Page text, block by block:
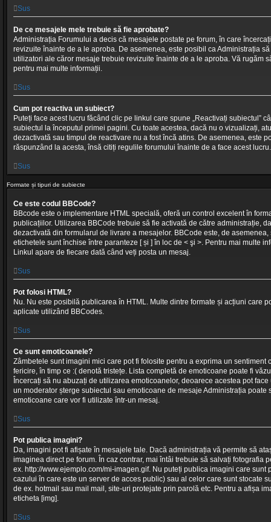
Sus
De ce mesajele mele trebuie să fie aprobate?
Administrația Forumului a decis că mesajele postate pe forum, în care
revizuite înainte de a le aproba. De asemenea, este posibil ca Administrația
utilizatori ale căror mesaje trebuie revizuite înainte de a le aproba. Vă rugăm
pentru mai multe informații.
Sus
Cum pot reactiva un subiect?
Puteți face acest lucru făcând clic pe linkul care spune „Reactivați subiectul”
subiectul la începutul primei pagini. Cu toate acestea, dacă nu o vizualizați,
dezactivată sau timpul de reactivare nu a fost încă atins. De asemenea, este
răspunzând la acesta, însă citiți regulile forumului înainte de a face acest lucru.
Sus
Formate și tipuri de subiecte
Ce este codul BBCode?
BBcode este o implementare HTML specială, oferă un control excelent în
publicațiilor. Utilizarea BBCode trebuie să fie activată de către administrație,
dezactivată din formularul de livrare a mesajelor. BBCode este, de
etichetele sunt închise între paranteze [ și ] în loc de < şi >. Pentru mai multe
Linkul apare de fiecare dată când veți posta un mesaj.
Sus
Pot folosi HTML?
Nu. Nu este posibilă publicarea în HTML. Multe dintre formate și acțiuni care
aplicate utilizând BBCodes.
Sus
Ce sunt emoticoanele?
Zâmbetele sunt imagini mici care pot fi folosite pentru a exprima un sentiment
fericire, în timp ce :( denotă tristețe. Lista completă de emoticoane poate fi
Încercați să nu abuzați de utilizarea emoticoanelor, deoarece acestea pot
un moderator șterge subiectul sau emoticoane de mesaje Administrația poate
emoticoane care vor fi utilizate într-un mesaj.
Sus
Pot publica imagini?
Da, imagini pot fi afișate în mesajele tale. Dacă administrația vă permite să
imaginea direct pe forum. În caz contrar, mai întâi trebuie să salvați fotografia
ex. http://www.ejemplo.com/mi-imagen.gif. Nu puteți publica imagini care sunt
cazului în care este un server de acces public) sau al celor care sunt stocate
de ex. hotmail sau mail mail, site-uri protejate prin parolă etc. Pentru a afișa
eticheta [img].
Sus